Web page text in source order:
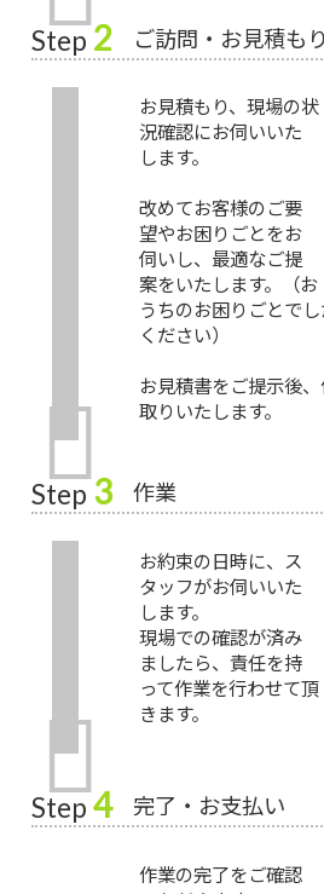
Step 2 ご訪問・お見積もり
お見積もり、現場の状
況確認にお伺いいた
します。
改めてお客様のご要
望やお困りごとをお
伺いし、最適なご提
案をいたします。（お
うちのお困りごとで
ください）
お見積書をご提示後
取りいたします。
Step 3 作業
お約束の日時に、ス
タッフがお伺いいた
します。
現場での確認が済み
ましたら、責任を持
って作業を行わせて頂
きます。
Step 4 完了・お支払い
作業の完了をご確認